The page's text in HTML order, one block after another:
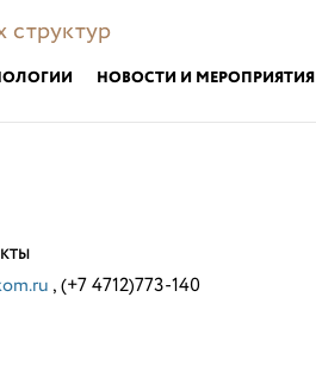
структур
НОВОСТИ И МЕРОПРИЯТИЯ
, (+7 4712)773-140